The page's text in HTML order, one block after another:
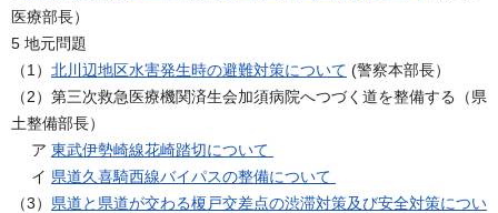
医療部長）
5 地元問題
（1） 北川辺地区水害発生時の避難対策について (警察本部長）
（2）第三次救急医療機関済生会加須病院へつづく道を整備する（県
土整備部長）
ア 東武伊勢崎線花崎踏切について
イ 県道久喜騎西線バイパスの整備について
（3） 県道と県道が交わる榎戸交差点の渋滞対策及び安全対策につい